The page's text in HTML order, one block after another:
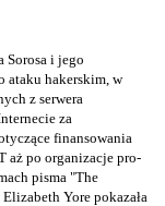
Sorosa i jego
ataku hakerskim, w
z serwera
za
finansowania
aż po organizacje pro-
pisma "The
Yore pokazała